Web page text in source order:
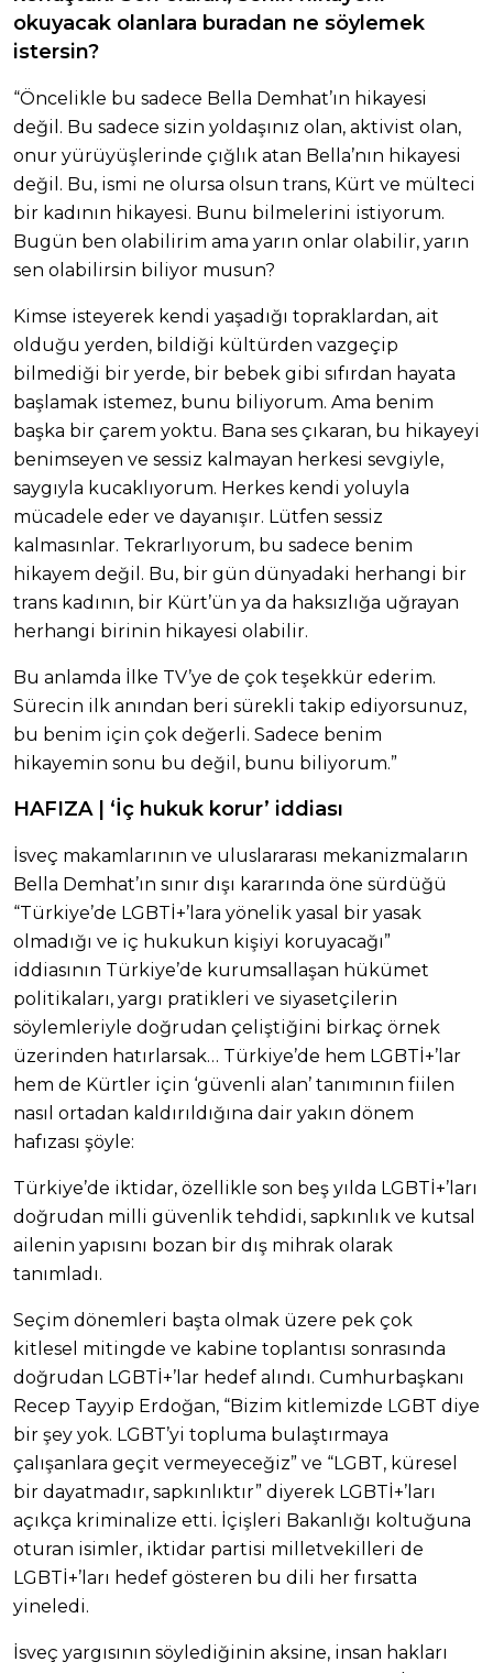
okuyacak olanlara buradan ne söylemek
istersin?
“Öncelikle bu sadece Bella Demhat’ın hikayesi
değil. Bu sadece sizin yoldaşınız olan, aktivist olan,
onur yürüyüşlerinde çığlık atan Bella’nın hikayesi
değil. Bu, ismi ne olursa olsun trans, Kürt ve mülteci
bir kadının hikayesi. Bunu bilmelerini istiyorum.
Bugün ben olabilirim ama yarın onlar olabilir, yarın
sen olabilirsin biliyor musun?
Kimse isteyerek kendi yaşadığı topraklardan, ait
olduğu yerden, bildiği kültürden vazgeçip
bilmediği bir yerde, bir bebek gibi sıfırdan hayata
başlamak istemez, bunu biliyorum. Ama benim
başka bir çarem yoktu. Bana ses çıkaran, bu hikayeyi
benimseyen ve sessiz kalmayan herkesi sevgiyle,
saygıyla kucaklıyorum. Herkes kendi yoluyla
mücadele eder ve dayanışır. Lütfen sessiz
kalmasınlar. Tekrarlıyorum, bu sadece benim
hikayem değil. Bu, bir gün dünyadaki herhangi bir
trans kadının, bir Kürt’ün ya da haksızlığa uğrayan
herhangi birinin hikayesi olabilir.
Bu anlamda İlke TV’ye de çok teşekkür ederim.
Sürecin ilk anından beri sürekli takip ediyorsunuz,
bu benim için çok değerli. Sadece benim
hikayemin sonu bu değil, bunu biliyorum.”
HAFIZA | ‘İç hukuk korur’ iddiası
İsveç makamlarının ve uluslararası mekanizmaların
Bella Demhat’ın sınır dışı kararında öne sürdüğü
“Türkiye’de LGBTİ+’lara yönelik yasal bir yasak
olmadığı ve iç hukukun kişiyi koruyacağı”
iddiasının Türkiye’de kurumsallaşan hükümet
politikaları, yargı pratikleri ve siyasetçilerin
söylemleriyle doğrudan çeliştiğini birkaç örnek
üzerinden hatırlarsak… Türkiye’de hem LGBTİ+’lar
hem de Kürtler için ‘güvenli alan’ tanımının fiilen
nasıl ortadan kaldırıldığına dair yakın dönem
hafızası şöyle:
Türkiye’de iktidar, özellikle son beş yılda LGBTİ+’ları
doğrudan milli güvenlik tehdidi, sapkınlık ve kutsal
ailenin yapısını bozan bir dış mihrak olarak
tanımladı.
Seçim dönemleri başta olmak üzere pek çok
kitlesel mitingde ve kabine toplantısı sonrasında
doğrudan LGBTİ+’lar hedef alındı. Cumhurbaşkanı
Recep Tayyip Erdoğan, “Bizim kitlemizde LGBT diye
bir şey yok. LGBT’yi topluma bulaştırmaya
çalışanlara geçit vermeyeceğiz” ve “LGBT, küresel
bir dayatmadır, sapkınlıktır” diyerek LGBTİ+’ları
açıkça kriminalize etti. İçişleri Bakanlığı koltuğuna
oturan isimler, iktidar partisi milletvekilleri de
LGBTİ+’ları hedef gösteren bu dili her fırsatta
yineledi.
İsveç yargısının söylediğinin aksine, insan hakları